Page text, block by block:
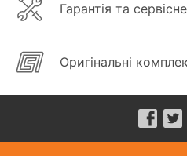
Гарантія та
Оригінальні